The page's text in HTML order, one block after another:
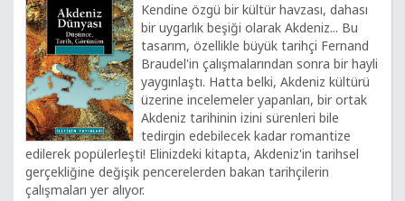
Kendine özgü bir kültür havzası, dahası
bir uygarlık beşiği olarak Akdeniz... Bu
tasarım, özellikle büyük tarihçi Fernand
Braudel'in çalışmalarından sonra bir hayli
yaygınlaştı. Hatta belki, Akdeniz kültürü
üzerine incelemeler yapanları, bir ortak
Akdeniz tarihinin izini sürenleri bile
tedirgin edebilecek kadar romantize
edilerek popülerleşti! Elinizdeki kitapta, Akdeniz'in tarihsel
gerçekliğine değişik pencerelerden bakan tarihçilerin
çalışmaları yer alıyor.